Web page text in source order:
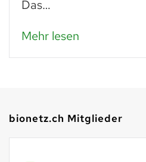
Das…
Mehr lesen
bionetz.ch Mitglieder